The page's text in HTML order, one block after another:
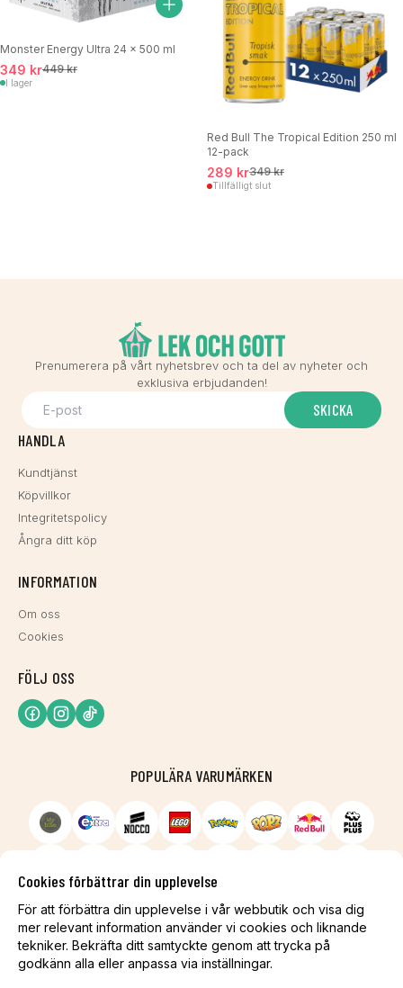
Cookies förbättrar din upplevelse
För att förbättra din upplevelse i vår webbutik och visa dig
mer relevant information använder vi cookies och liknande
tekniker. Bekräfta ditt samtyckte genom att trycka på
godkänn alla eller anpassa via inställningar.
Monster Energy Ultra 24 x 500 ml
349 kr449 kr
I lager
Red Bull The Tropical Edition 250 ml
12-pack
289 kr349 kr
Tillfälligt slut
Prenumerera på vårt nyhetsbrev och ta del av nyheter och
exklusiva erbjudanden!
SKICKA
HANDLA
Kundtjänst
Köpvillkor
Integritetspolicy
Ångra ditt köp
INFORMATION
Om oss
Cookies
FÖLJ OSS
POPULÄRA VARUMÄRKEN